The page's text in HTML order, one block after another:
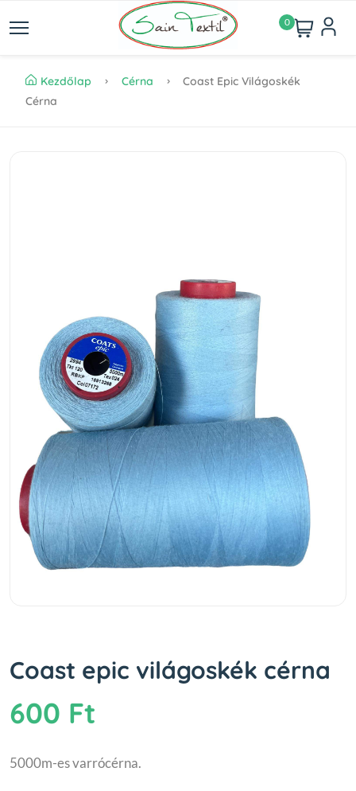
0
Kezdőlap Cérna
Coast Epic Világoskék
Cérna
Coast epic világoskék cérna
600 Ft
5000m-es varrócérna.